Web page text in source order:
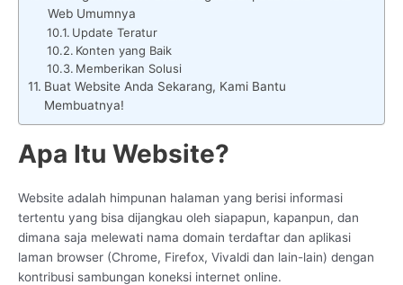
Web Umumnya
Update Teratur
Konten yang Baik
Memberikan Solusi
Buat Website Anda Sekarang, Kami Bantu
Membuatnya!
Apa Itu Website?
Website adalah himpunan halaman yang berisi informasi
tertentu yang bisa dijangkau oleh siapapun, kapanpun, dan
dimana saja melewati nama domain terdaftar dan aplikasi
laman browser (Chrome, Firefox, Vivaldi dan lain-lain) dengan
kontribusi sambungan koneksi internet online.